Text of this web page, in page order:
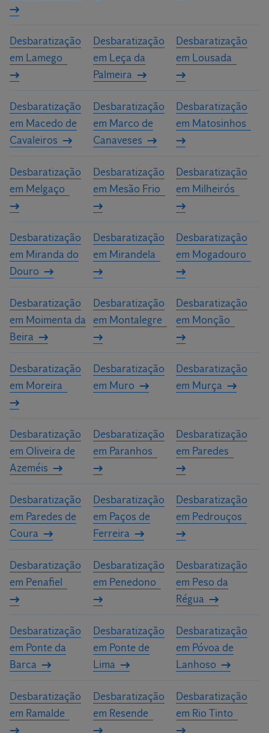
Desbaratização
em Lamego
Desbaratização
em Leça da
Palmeira
Desbaratização
em Lousada
Desbaratização
em Macedo de
Cavaleiros
Desbaratização
em Marco de
Canaveses
Desbaratização
em Matosinhos
Desbaratização
em Melgaço
Desbaratização
em Mesão Frio
Desbaratização
em Milheirós
Desbaratização
em Miranda do
Douro
Desbaratização
em Mirandela
Desbaratização
em Mogadouro
Desbaratização
em Moimenta da
Beira
Desbaratização
em Montalegre
Desbaratização
em Monção
Desbaratização
em Moreira
Desbaratização
em Muro
Desbaratização
em Murça
Desbaratização
em Oliveira de
Azeméis
Desbaratização
em Paranhos
Desbaratização
em Paredes
Desbaratização
em Paredes de
Coura
Desbaratização
em Paços de
Ferreira
Desbaratização
em Pedrouços
Desbaratização
em Penafiel
Desbaratização
em Penedono
Desbaratização
em Peso da
Régua
Desbaratização
em Ponte da
Barca
Desbaratização
em Ponte de
Lima
Desbaratização
em Póvoa de
Lanhoso
Desbaratização
em Ramalde
Desbaratização
em Resende
Desbaratização
em Rio Tinto